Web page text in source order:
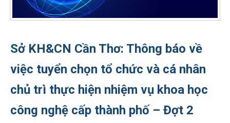
Sở KH&CN Cần Thơ: Thông báo về
việc tuyển chọn tổ chức và cá nhân
chủ trì thực hiện nhiệm vụ khoa học
công nghệ cấp thành phố – Đợt 2